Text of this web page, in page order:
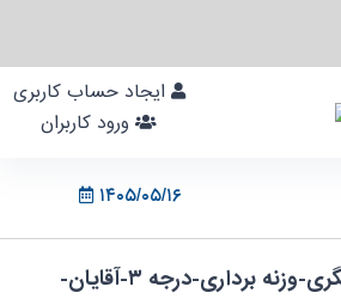
۱۴۰۵/۰۵/۱۶
دوره عملی مربیگری-وزنه برداری-درجه ۳-آقایان-